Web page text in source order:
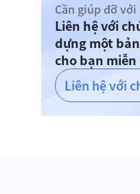
Liên hệ với
Cần giúp đỡ với
Liên hệ với
dựng một
cho bạn